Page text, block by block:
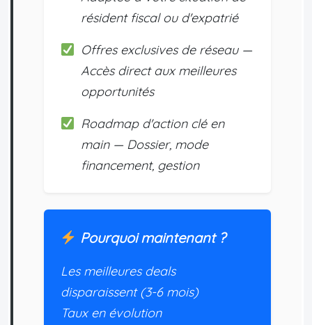
résident fiscal ou d'expatrié
Offres exclusives de réseau —
Accès direct aux meilleures
opportunités
Roadmap d'action clé en
main — Dossier, mode
financement, gestion
Pourquoi maintenant ?
Les meilleures deals
disparaissent (3-6 mois)
Taux en évolution